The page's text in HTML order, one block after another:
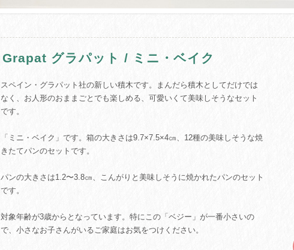
Grapat グラパット / ミニ・ベイク
スペイン・グラパット社の新しい積木です。まんだら積木としてだけでは
なく、お人形のおままごとでも楽しめる、可愛いくて美味しそうなセット
です。
「ミニ・ベイク」です。箱の大きさは9.7×7.5×4㎝、12種の美味しそうな焼
きたてパンのセットです。
パンの大きさは1.2〜3.8㎝、こんがりと美味しそうに焼かれたパンのセット
です。
対象年齢が3歳からとなっています。特にこの「ベジー」が一番小さいの
で、小さなお子さんがいるご家庭はお気をつけください。